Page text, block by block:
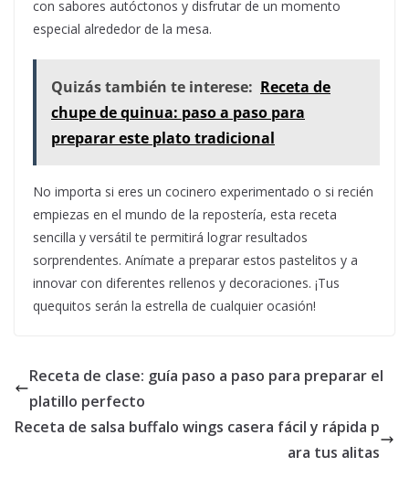
con sabores autóctonos y disfrutar de un momento
especial alrededor de la mesa.
Quizás también te interese: Receta de
chupe de quinua: paso a paso para
preparar este plato tradicional
No importa si eres un cocinero experimentado o si recién
empiezas en el mundo de la repostería, esta receta
sencilla y versátil te permitirá lograr resultados
sorprendentes. Anímate a preparar estos pastelitos y a
innovar con diferentes rellenos y decoraciones. ¡Tus
quequitos serán la estrella de cualquier ocasión!
Receta de clase: guía paso a paso para preparar el
platillo perfecto
Receta de salsa buffalo wings casera fácil y rápida p
ara tus alitas